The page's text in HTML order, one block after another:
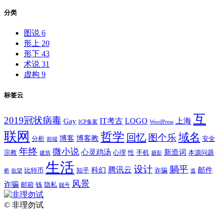
分类
图说 6
形上 20
形下 43
术说 31
虚构 9
标签云
2019冠状病毒 Gay ICP备案 IT考古 LOGO WordPress 上海 互
联网 分析 前端 博客 博客教 哲学 回忆 图个乐域名 安全
宗教 年终 建筑 微小说 心灵鸡汤 心理 性 手机 摄影 新造词 本源问题
桥 欲望 比特币 生活 知乎 科幻 腾讯云 设计 诈骗 躺平 道 邮件
诈骗 邮箱 钱 隐私 靓号 风景
© 非理勿试